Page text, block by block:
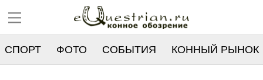
СПОРТ ФОТО СОБЫТИЯ КОННЫЙ РЫНОК